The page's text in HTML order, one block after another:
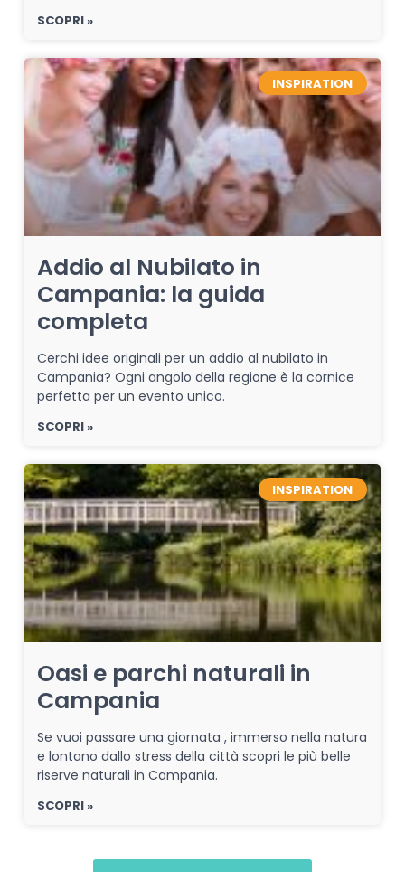
SCOPRI »
INSPIRATION
Addio al Nubilato in
Campania: la guida
completa
Cerchi idee originali per un addio al nubilato in
Campania? Ogni angolo della regione è la cornice
perfetta per un evento unico.
SCOPRI »
INSPIRATION
Oasi e parchi naturali in
Campania
Se vuoi passare una giornata , immerso nella natura
e lontano dallo stress della città scopri le più belle
riserve naturali in Campania.
SCOPRI »